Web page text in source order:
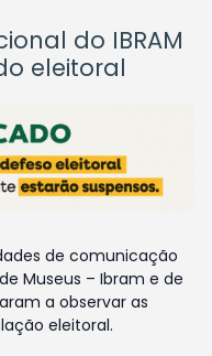
do IBRAM
eleitoral
de comunicação
Museus – Ibram e de
a observar as
eleitoral.